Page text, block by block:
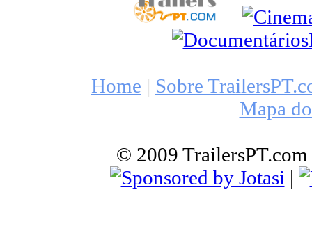
Home | Sobre
Mapa
© 2009 TrailersPT.com
|